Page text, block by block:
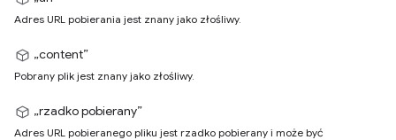
Adres URL pobierania jest znany jako złośliwy.
„content”
Pobrany plik jest znany jako złośliwy.
„rzadko pobierany”
Adres URL pobieranego pliku jest rzadko pobierany i może być